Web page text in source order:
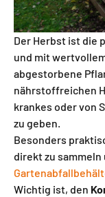
Der Herbst ist die
und mit
abgestorbene
nährstoffreichen
krankes oder von
zu geben.
Besonders
direkt zu
Wichtig ist, den